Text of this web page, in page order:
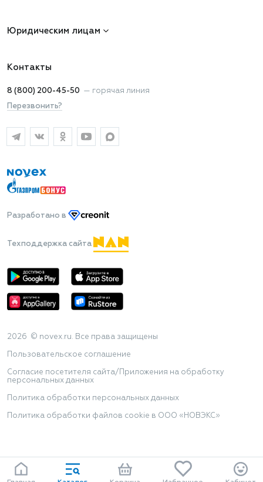
Юридическим лицам
Контакты
8 (800) 200-45-50 — горячая линия
Перезвонить?
Разработано в
Техподдержка сайта
2026 © novex.ru. Все права защищены
Пользовательское соглашение
Согласие посетителя сайта/Приложения на обработку
персональных данных
Политика обработки персональных данных
Политика обработки файлов cookie в ООО «НОВЭКС»